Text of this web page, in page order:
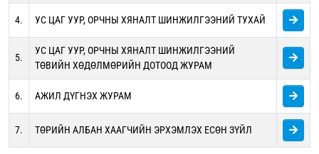
4. УС ЦАГ УУР, ОРЧНЫ ХЯНАЛТ ШИНЖИЛГЭЭНИЙ ТУХАЙ
5.
УС ЦАГ УУР, ОРЧНЫ ХЯНАЛТ ШИНЖИЛГЭЭНИЙ
ТӨВИЙН ХӨДӨЛМӨРИЙН ДОТООД ЖУРАМ
6. АЖИЛ ДҮГНЭХ ЖУРАМ
7. ТӨРИЙН АЛБАН ХААГЧИЙН ЭРХЭМЛЭХ ЕСӨН ЗҮЙЛ